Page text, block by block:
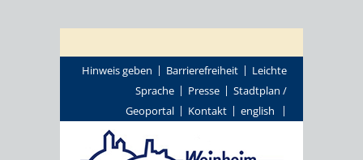
Hinweis geben Barrierefreiheit
Leichte
Sprache
Presse
Stadtplan /
Geoportal
Kontakt english